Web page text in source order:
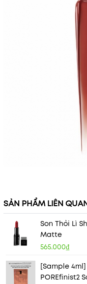
SẢN PHẨM LIÊN
Son Thỏi Lì
Matte
565.000₫
[Sample
POREfinist2